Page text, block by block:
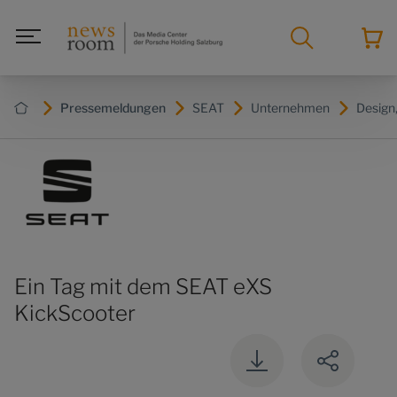
Pressemeldungen SEAT Unternehmen
Ein Tag mit dem SEAT eXS
KickScooter